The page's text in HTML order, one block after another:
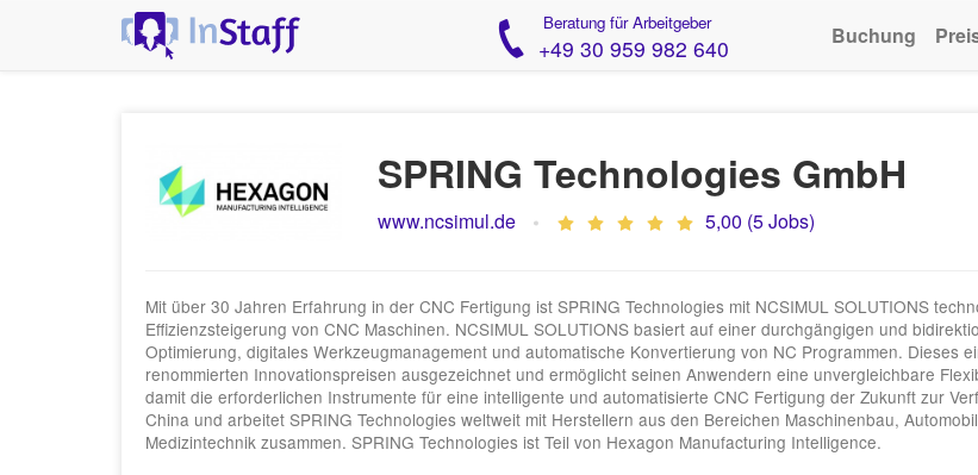
Beratung für Arbeitgeber
+49 30 959 982 640 Buchung
SPRING Technologies GmbH
www.ncsimul.de 5,00 (5 Jobs)
Mit über 30 Jahren Erfahrung in der CNC Fertigung ist SPRING Technologies mit NCSIMUL SOLUTIONS
Effizienzsteigerung von CNC Maschinen. NCSIMUL SOLUTIONS basiert auf einer durchgängigen und
Optimierung, digitales Werkzeugmanagement und automatische Konvertierung von NC Programmen. Dieses
renommierten Innovationspreisen ausgezeichnet und ermöglicht seinen Anwendern eine unvergleichbare
damit die erforderlichen Instrumente für eine intelligente und automatisierte CNC Fertigung der Zukunft zur
China und arbeitet SPRING Technologies weltweit mit Herstellern aus den Bereichen Maschinenbau,
Medizintechnik zusammen. SPRING Technologies ist Teil von Hexagon Manufacturing Intelligence.